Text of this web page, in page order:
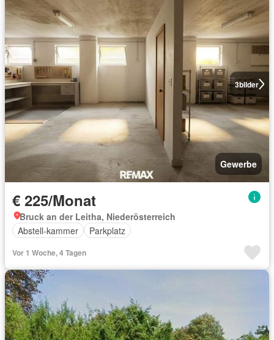
3bilder
Gewerbe
€ 225/Monat
Bruck an der Leitha, Niederösterreich
Abstell-kammer
Parkplatz
Vor 1 Woche, 4 Tagen